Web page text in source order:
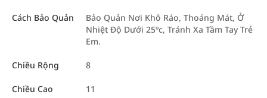
Cách Bảo Quản
Bảo Quản Nơi Khô Ráo, Thoáng Mát, Ở
Nhiệt Độ Dưới 25ºc, Tránh Xa Tầm Tay Trẻ
Em.
Chiều Rộng 8
Chiều Cao 11